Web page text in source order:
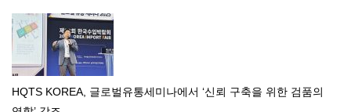
HQTS KOREA, 글로벌유통세미나에서 ‘신뢰 구축을 위한 검품의